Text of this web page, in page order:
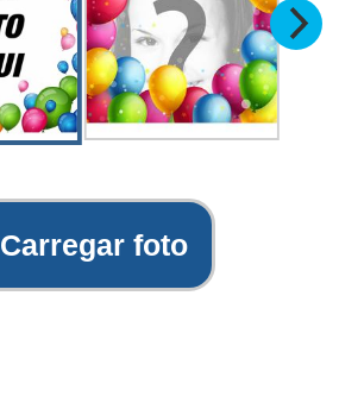
Carregar foto